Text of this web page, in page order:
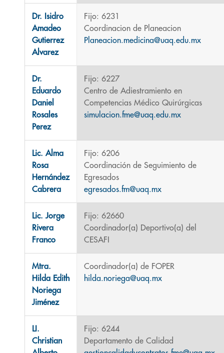
Dr. Isidro
Amadeo
Gutierrez
Alvarez
Fijo: 6231
Coordinacion de Planeacion
Planeacion.medicina@uaq.edu.mx
Dr.
Eduardo
Daniel
Rosales
Perez
Fijo: 6227
Centro de Adiestramiento en
Competencias Médico Quirúrgicas
simulacion.fme@uaq.edu.mx
Lic. Alma
Rosa
Hernández
Cabrera
Fijo: 6206
Coordinación de Seguimiento de
Egresados
egresados.fm@uaq.mx
Lic. Jorge
Rivera
Franco
Fijo: 62660
Coordinador(a) Deportivo(a) del
CESAFI
Mtra.
Hilda Edith
Noriega
Jiménez
Coordinador(a) de FOPER
hilda.noriega@uaq.mx
LI.
Christian
Fijo: 6244
Departamento de Calidad